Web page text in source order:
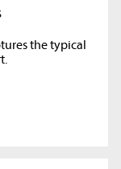
the typical